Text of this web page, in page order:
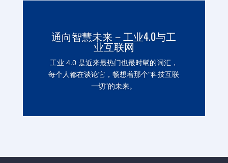
通向智慧未来 – 工业4.0与工
业互联网
工业 4.0 是近来最热门也最时髦的词汇，
每个人都在谈论它，畅想着那个“科技互联
一切”的未来。